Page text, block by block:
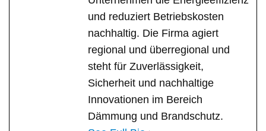
und reduziert Betriebskosten
nachhaltig. Die Firma agiert
regional und überregional und
steht für Zuverlässigkeit,
Sicherheit und nachhaltige
Innovationen im Bereich
Dämmung und Brandschutz.